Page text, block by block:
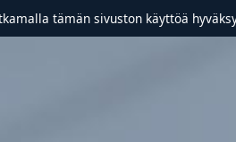
tämän sivuston käyttöä